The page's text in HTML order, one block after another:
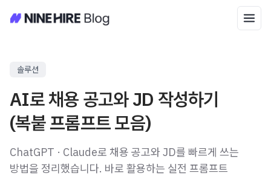
솔루션
AI로 채용 공고와 JD 작성하기
(복붙 프롬프트 모음)
ChatGPT · Claude로 채용 공고와 JD를 빠르게 쓰는
방법을 정리했습니다. 바로 활용하는 실전 프롬프트